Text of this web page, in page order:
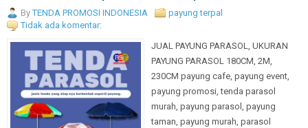
ByTENDA PROMOSI INDONESIA
payung terpal
Tidak ada komentar:
JUAL PAYUNG PARASOL, UKURAN
PAYUNG PARASOL 180CM, 2M,
230CM payung cafe, payung event,
payung promosi, tenda parasol
murah, payung parasol, payung
taman, payung murah, parasol